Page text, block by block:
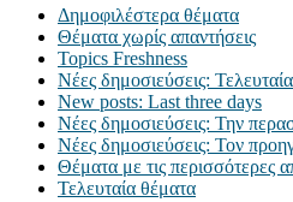
Δημοφιλέστερα θέματα
Θέματα χωρίς απαντήσεις
Topics Freshness
Νέες δημοσιεύσεις:
New posts: Last three days
Νέες δημοσιεύσεις: Την
Νέες δημοσιεύσεις: Τον
Θέματα με τις περισσότερες
Τελευταία θέματα